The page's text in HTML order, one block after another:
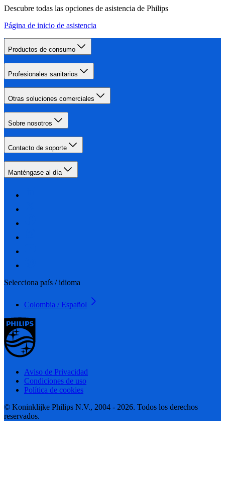
Descubre todas las opciones de asistencia de Philips
Página de inicio de asistencia
Productos de consumo
Profesionales sanitarios
Otras soluciones comerciales
Sobre nosotros
Contacto de soporte
Manténgase al día
Selecciona país / idioma
Colombia / Español
Aviso de Privacidad
Condiciones de uso
Política de cookies
© Koninklijke Philips N.V., 2004 - 2026. Todos los derechos
reservados.